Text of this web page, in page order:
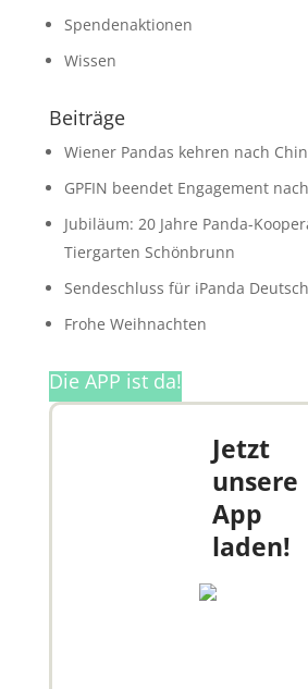
Spendenaktionen
Wissen
Beiträge
Wiener Pandas kehren nach
GPFIN beendet Engagement
Jubiläum: 20 Jahre Panda-
Tiergarten Schönbrunn
Sendeschluss für iPanda Deutsch
Frohe Weihnachten
Die APP ist da!
Jetzt
unsere
App
laden!